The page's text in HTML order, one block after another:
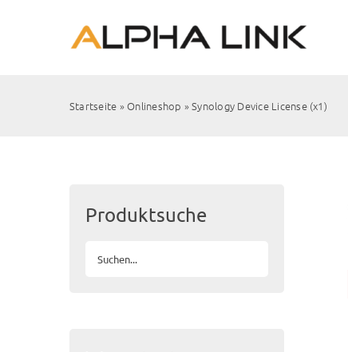
Startseite »Onlineshop »Synology Device License (x1)
Produktsuche